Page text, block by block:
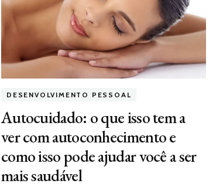
DESENVOLVIMENTO PESSOAL
Autocuidado: o que isso tem a
ver com autoconhecimento e
como isso pode ajudar você a ser
mais saudável